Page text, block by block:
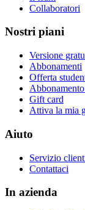
Collaboratori
Nostri piani
Versione
Abbonamenti
Offerta
Gift card
Attiva la mia
Aiuto
Servizio
Contattaci
In azienda